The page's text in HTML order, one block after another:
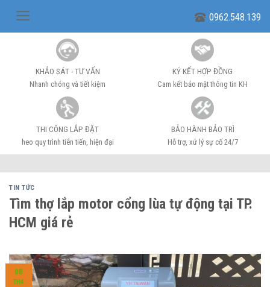
0962.548.139
KHẢO SÁT - TƯ VẤN
Nhanh chóng và tiết kiệm
KÝ KẾT HỢP ĐỒNG
Cam kết bảo mật thông tin KH
THI CÔNG LẮP ĐẶT
heo quy trình tiên tiến, hiện đại
BẢO HÀNH BẢO TRÌ
Hỗ trợ, xử lý sự cố 24/7
TIN TỨC
Tìm thợ lắp motor cổng lùa tự động tại TP.
HCM giá rẻ
08
TH4